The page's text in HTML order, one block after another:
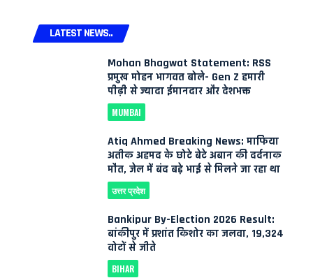
LATEST NEWS..
Mohan Bhagwat Statement: RSS
प्रमुख मोहन भागवत बोले- Gen Z हमारी
पीढ़ी से ज्यादा ईमानदार और देशभक्त
MUMBAI
Atiq Ahmed Breaking News: माफिया
अतीक अहमद के छोटे बेटे अबान की दर्दनाक
मौत, जेल में बंद बड़े भाई से मिलने जा रहा था
उत्तर प्रदेश
Bankipur By-Election 2026 Result:
बांकीपुर में प्रशांत किशोर का जलवा, 19,324
वोटों से जीते
BIHAR